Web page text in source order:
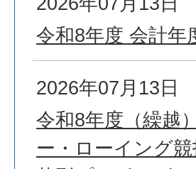
令和8年度 会計年
2026年07月13日
令和8年度（繰越
ー・ローイング